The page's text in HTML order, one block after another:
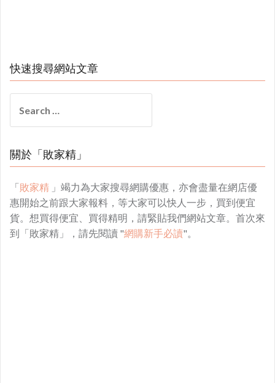
快速搜尋網站文章
for:
關於「敗家精」
「敗家精 」竭力為大家搜尋網購優惠，亦會盡量在網店優
惠開始之前跟大家報料，等大家可以快人一步，買到便宜
貨。想買得便宜、買得精明，請緊貼我們網站文章。首次來
到「敗家精」，請先閱讀 "網購新手必讀"。